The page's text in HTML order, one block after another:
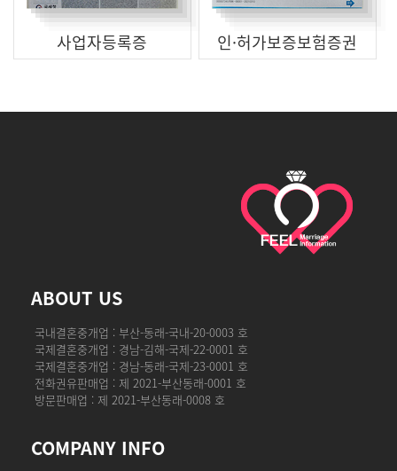
사업자등록증 인·허가보증보험증권
ABOUT US
국내결혼중개업 : 부산-동래-국내-20-0003 호
국제결혼중개업 : 경남-김해-국제-22-0001 호
국제결혼중개업 : 경남-동래-국제-23-0001 호
전화권유판매업 : 제 2021-부산동래-0001 호
방문판매업 : 제 2021-부산동래-0008 호
COMPANY INFO